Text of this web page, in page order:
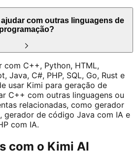
com outras linguagens de
programação?
com C++, Python, HTML,
Java, C#, PHP, SQL, Go, Rust e
usar Kimi para geração de
C++ com outras linguagens ou
relacionadas, como gerador
gerador de código Java com IA e
com IA.
com o Kimi AI